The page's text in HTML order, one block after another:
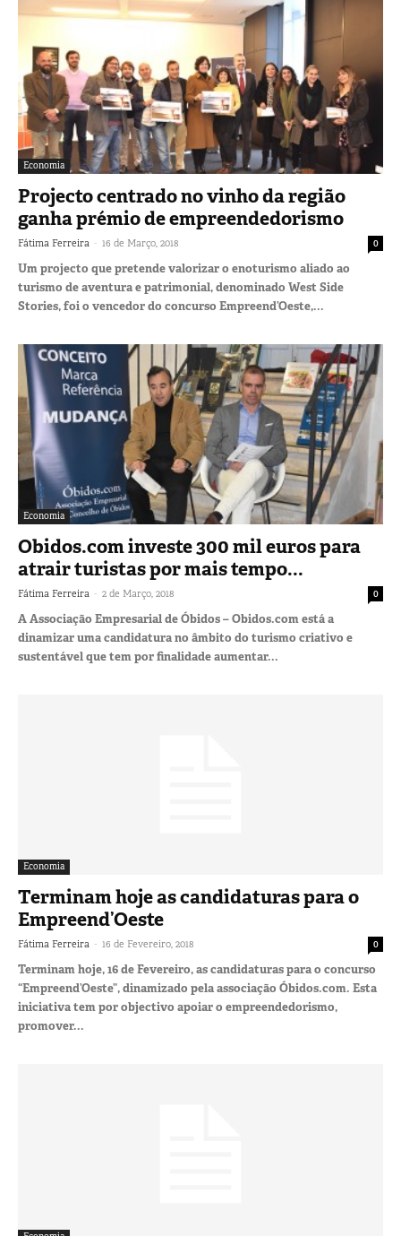
Economia
Projecto centrado no vinho da região
ganha prémio de empreendedorismo
Fátima Ferreira - 16 de Março, 2018 0
Um projecto que pretende valorizar o enoturismo aliado ao
turismo de aventura e patrimonial, denominado West Side
Stories, foi o vencedor do concurso Empreend’Oeste,...
Economia
Obidos.com investe 300 mil euros para
atrair turistas por mais tempo...
Fátima Ferreira - 2 de Março, 2018 0
A Associação Empresarial de Óbidos – Obidos.com está a
dinamizar uma candidatura no âmbito do turismo criativo e
sustentável que tem por finalidade aumentar...
Economia
Terminam hoje as candidaturas para o
Empreend’Oeste
Fátima Ferreira - 16 de Fevereiro, 2018 0
Terminam hoje, 16 de Fevereiro, as candidaturas para o concurso
“Empreend’Oeste”, dinamizado pela associação Óbidos.com. Esta
iniciativa tem por objectivo apoiar o empreendedorismo,
promover...